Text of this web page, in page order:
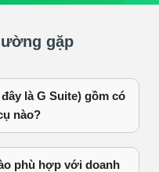
gặp
là G Suite) gồm có
nào?
phù hợp với doanh